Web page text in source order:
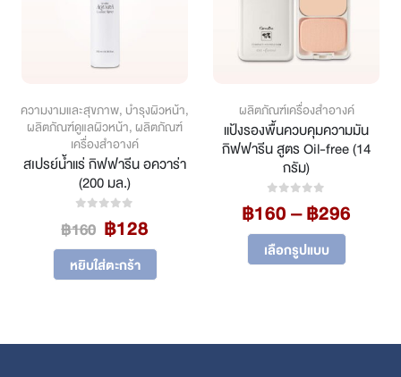
ความงามและสุขภาพ, บำรุงผิวหน้า,
ผลิตภัณฑ์ดูแลผิวหน้า, ผลิตภัณฑ์
เครื่องสำอางค์
สเปรย์น้ำแร่ กิฟฟารีน อควาร่า
(200 มล.)
฿160 Original
price
was:
฿160.
฿128Current
price
฿128.
หยิบใส่ตะกร้า
ผลิตภัณฑ์เครื่องสำอางค์
แป้งรองพื้นควบคุมความมัน
กิฟฟารีน สูตร Oil-free (14
กรัม)
฿160–฿296
เลือกรูปแบบ
This product has multiple variants. The options may be chosen on the product page